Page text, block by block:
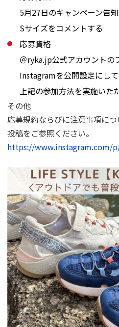
5⽉27⽇のキャンペーン告
Sサイズをコメントする
応募資格
＠ryka.jp公式アカウントの
Instagramを公開設定にし
上記の参加方法を実施いた
その他
応募規約ならびに注意事項に
投稿をご参照ください。
https://www.instagram.com/